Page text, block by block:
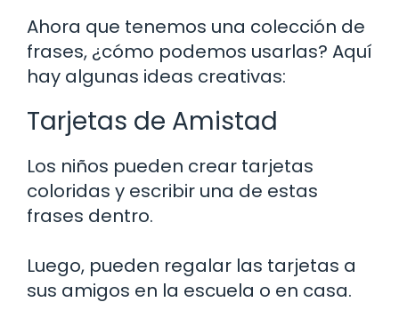
Ahora que tenemos una colección de
frases, ¿cómo podemos usarlas? Aquí
hay algunas ideas creativas:
Tarjetas de Amistad
Los niños pueden crear tarjetas
coloridas y escribir una de estas
frases dentro.
Luego, pueden regalar las tarjetas a
sus amigos en la escuela o en casa.